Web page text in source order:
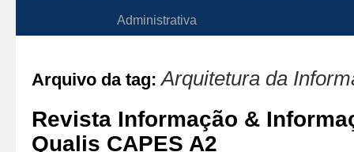
Administrativa
Arquivo da tag:Arquitetura da
Revista Informação &
Qualis CAPES A2